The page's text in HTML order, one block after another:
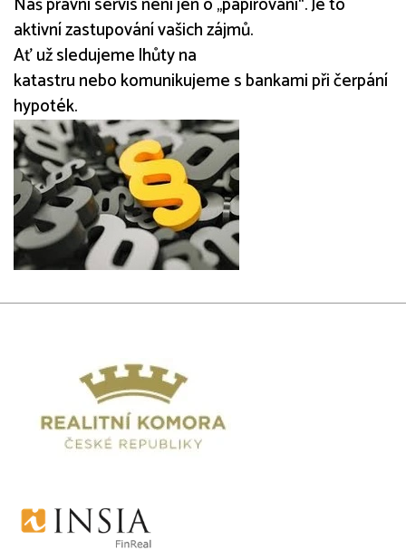
aktivní zastupování vašich zájmů.
Ať už sledujeme lhůty na
katastru nebo komunikujeme s bankami při čerpání
hypoték.